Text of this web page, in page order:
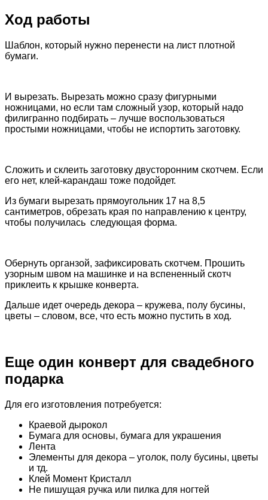
Ход работы
Шаблон, который нужно перенести на лист плотной
бумаги.
И вырезать. Вырезать можно сразу фигурными
ножницами, но если там сложный узор, который надо
филигранно подбирать – лучше воспользоваться
простыми ножницами, чтобы не испортить заготовку.
Сложить и склеить заготовку двусторонним скотчем. Если
его нет, клей-карандаш тоже подойдет.
Из бумаги вырезать прямоугольник 17 на 8,5
сантиметров, обрезать края по направлению к центру,
чтобы получилась следующая форма.
Обернуть органзой, зафиксировать скотчем. Прошить
узорным швом на машинке и на вспененный скотч
приклеить к крышке конверта.
Дальше идет очередь декора – кружева, полу бусины,
цветы – словом, все, что есть можно пустить в ход.
Еще один конверт для свадебного
подарка
Для его изготовления потребуется:
Краевой дырокол
Бумага для основы, бумага для украшения
Лента
Элементы для декора – уголок, полу бусины, цветы
и тд.
Клей Момент Кристалл
Не пишущая ручка или пилка для ногтей